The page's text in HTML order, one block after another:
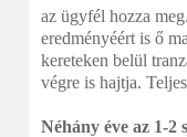
az ügyfél hozza
eredményéért is ő
kereteken belül
végre is hajtja.
Néhány éve az 1-2